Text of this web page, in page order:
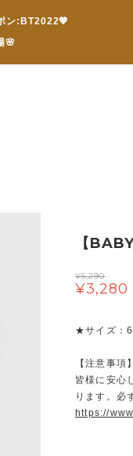
ン:BT2022💖
🌸
【
¥5,290
¥3,280
★サイズ：
【注意事項
皆様に安心
ります。必
https://